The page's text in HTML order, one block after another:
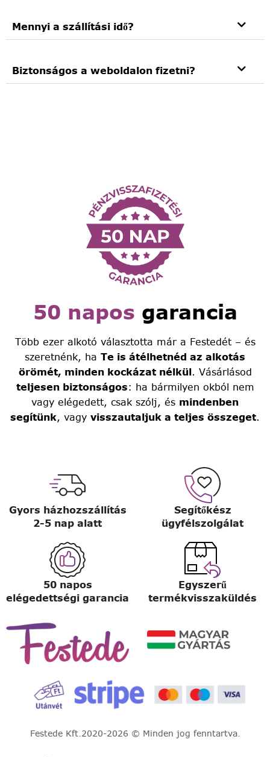
Mennyi a szállítási idő?
Biztonságos a weboldalon fizetni?
50 napos garancia
Több ezer alkotó választotta már a Festedét – és
szeretnénk, ha Te is átélhetnéd az alkotás
örömét, minden kockázat nélkül. Vásárlásod
teljesen biztonságos: ha bármilyen okból nem
vagy elégedett, csak szólj, és mindenben
segítünk, vagy visszautaljuk a teljes összeget.
Gyors házhozszállítás
2-5 nap alatt
Segítőkész
ügyfélszolgálat
50 napos
elégedettségi garancia
Egyszerű
termékvisszaküldés
Festede Kft.2020-2026 © Minden jog fenntartva.